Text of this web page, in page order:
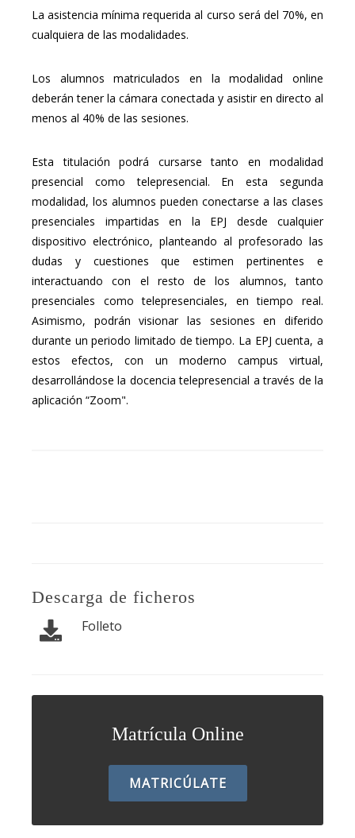
La asistencia mínima requerida al curso será del 70%, en
cualquiera de las modalidades.
Los alumnos matriculados en la modalidad online
deberán tener la cámara conectada y asistir en directo al
menos al 40% de las sesiones.
Esta titulación podrá cursarse tanto en modalidad
presencial como telepresencial. En esta segunda
modalidad, los alumnos pueden conectarse a las clases
presenciales impartidas en la EPJ desde cualquier
dispositivo electrónico, planteando al profesorado las
dudas y cuestiones que estimen pertinentes e
interactuando con el resto de los alumnos, tanto
presenciales como telepresenciales, en tiempo real.
Asimismo, podrán visionar las sesiones en diferido
durante un periodo limitado de tiempo. La EPJ cuenta, a
estos efectos, con un moderno campus virtual,
desarrollándose la docencia telepresencial a través de la
aplicación “Zoom".
Descarga de ficheros
Folleto
Matrícula Online
MATRICÚLATE